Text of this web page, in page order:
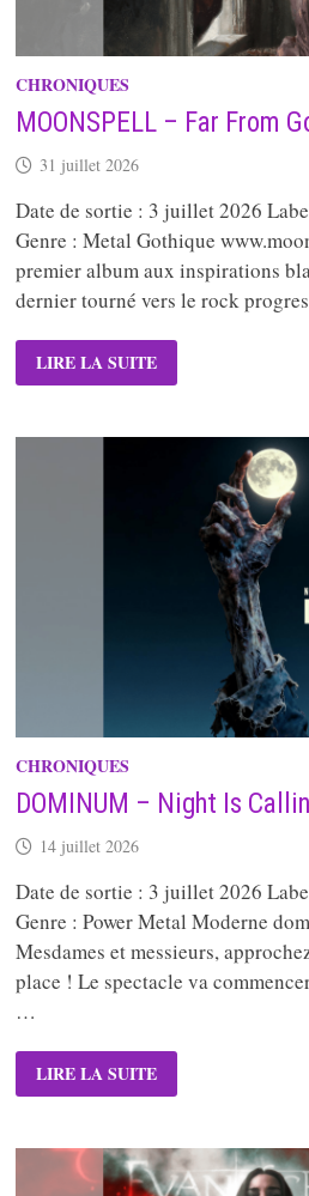
CHRONIQUES
MOONSPELL – Far From
31 juillet 2026
Date de sortie : 3 juillet 2026
Genre : Metal Gothique
premier album aux inspirations
dernier tourné vers le rock
MOONSPELL
–
FAR
LIRE LA SUITE
CHRONIQUES
DOMINUM – Night Is
14 juillet 2026
Date de sortie : 3 juillet 2026
Genre : Power Metal Moderne
Mesdames et messieurs,
place ! Le spectacle va
…
DOMINUM
–
NIGHT
LIRE LA SUITE